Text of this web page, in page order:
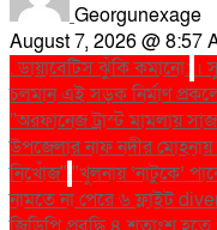
Georgunexage
August 7, 2026 @ 8:57
. ডায়াবেটিস ঝুঁকি কমানো: ।
চলমান এই সড়ক নির্মাণ
''অরফানেজ ট্রাস্ট মামলায়
উপজেলার নাফ নদীর মোহনায়
নিখোঁজ'' ''খুলনায় ‘নাটুকে’
নামতে না পেরে ৬ ফ্লাইট